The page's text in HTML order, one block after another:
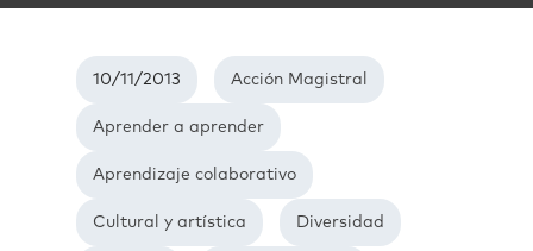
10/11/2013 Acción Magistral
Aprender a aprender
Aprendizaje colaborativo
Cultural y artística Diversidad